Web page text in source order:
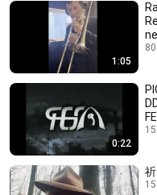
1:05
0:22